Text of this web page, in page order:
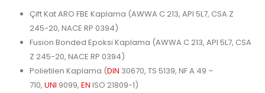
Çift Kat ARO FBE Kaplama (AWWA C 213, API 5L7, CSA Z
245-20, NACE RP 0394)
Fusion Bonded Epoksi Kaplama (AWWA C 213, API 5L7, CSA
Z 245-20, NACE RP 0394)
Polietilen Kaplama (DIN 30670, TS 5139, NF A 49 –
710, UNI 9099, EN ISO 21809-1)